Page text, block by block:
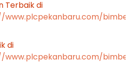
Terbaik di
www.plcpekanbaru.com/
di
www.plcpekanbaru.com/